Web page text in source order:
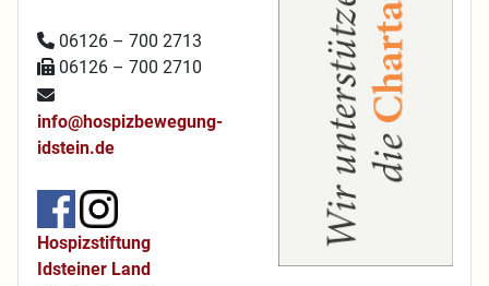
06126 – 700 2713
06126 – 700 2710
info@hospizbewegung-
idstein.de
Hospizstiftung
Idsteiner Land